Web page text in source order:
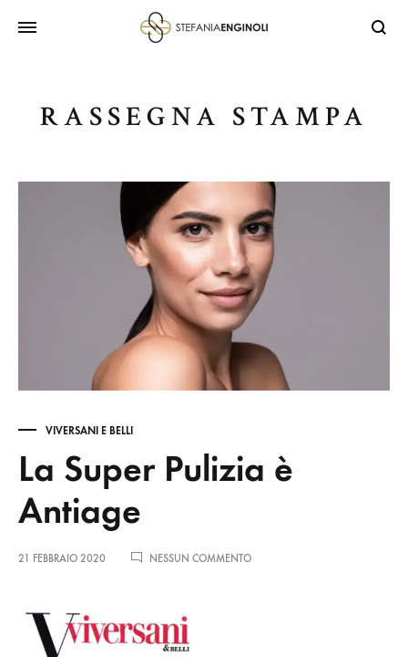
RASSEGNA STAMPA
VIVERSANI E BELLI
La Super Pulizia è
Antiage
21 FEBBRAIO 2020 NESSUN COMMENTO